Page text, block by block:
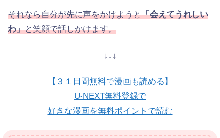
それなら自分が先に声をかけようと「会えてうれしい
わ」と笑顔で話しかけます。
↓↓↓
【３１日間無料で漫画も読める】
U-NEXT無料登録で
好きな漫画を無料ポイントで読む